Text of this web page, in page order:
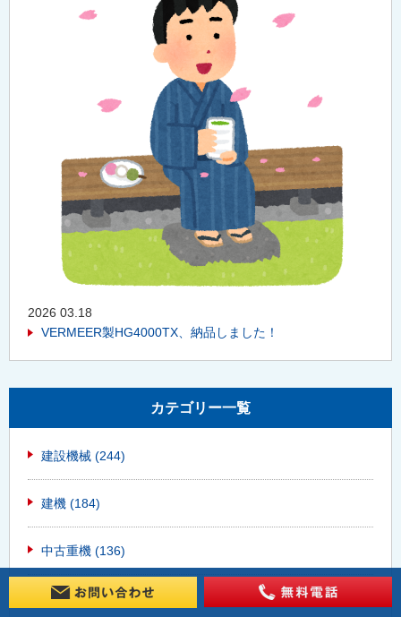
2026 03.18
VERMEER製HG4000TX、納品しました！
カテゴリー一覧
建設機械 (244)
建機 (184)
中古重機 (136)
重機 (117)